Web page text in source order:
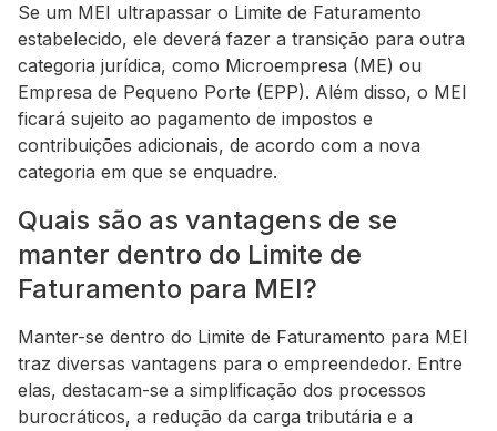
Se um MEI ultrapassar o Limite de Faturamento
estabelecido, ele deverá fazer a transição para outra
categoria jurídica, como Microempresa (ME) ou
Empresa de Pequeno Porte (EPP). Além disso, o MEI
ficará sujeito ao pagamento de impostos e
contribuições adicionais, de acordo com a nova
categoria em que se enquadre.
Quais são as vantagens de se
manter dentro do Limite de
Faturamento para MEI?
Manter-se dentro do Limite de Faturamento para MEI
traz diversas vantagens para o empreendedor. Entre
elas, destacam-se a simplificação dos processos
burocráticos, a redução da carga tributária e a